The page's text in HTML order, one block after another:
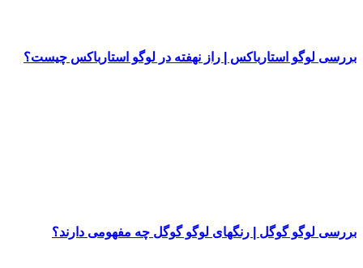
بررسی لوگو استارباکس | راز نهفته در لوگو استارباکس چیست؟
بررسی لوگو گوگل | رنگهای لوگو گوگل چه مفهومی دارند؟